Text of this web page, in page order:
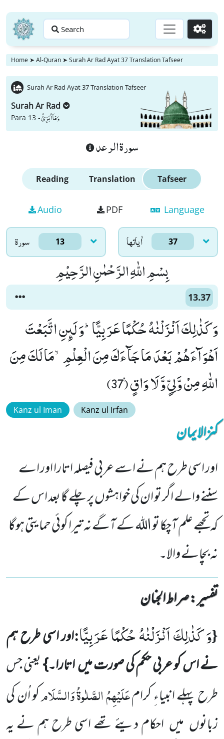
Search Go
Home ➤ Al-Quran ➤ Surah Ar Rad Ayat 37 Translation Tafseer
Surah Ar Rad Ayat 37 Translation Tafseer
Surah Ar Rad
Para 13 -وَ مَاۤ اُبَرِّئُ
سورة الرعد
Reading Translation Tafseer
Audio PDF Language
سورۃ 13 اٰياتها 37
بِسْمِ اللّٰهِ الرَّحْمٰنِ الرَّحِیْمِ
13.37
وَ كَذٰلِكَ اَنْزَلْنٰهُ حُكْمًا عَرَبِیًّاؕ-وَ لَىٕنِ اتَّبَعْتَ
اَهْوَآءَهُمْ بَعْدَ مَا جَآءَكَ مِنَ الْعِلْمِۙ-مَا لَكَ مِنَ
اللّٰهِ مِنْ وَّلِیٍّ وَّ لَا وَاقٍ۠ (37)
Kanz ul Iman Kanz ul Irfan
کنزالایمان
اور اسی طرح ہم نے اسے عربی فیصلہ اتارا اور اے
سننے والے اگر تو ان کی خواہشوں پر چلے گا بعد اس کے
کہ تجھے علم آچکا تو اللہ کے آگے نہ تیرا کوئی حمایتی ہوگا
نہ بچانے والا۔
تفسیر : ‎صراط الجنان
{وَ كَذٰلِكَ اَنْزَلْنٰهُ حُكْمًا عَرَبِیًّا:اور اسی طرح ہم
نے اس کو عربی حکم کی صورت میںاتارا۔}یعنی جس
طرح پہلےانبیاءِ کرامعَلَیْہِمُ الصَّلٰوۃُ وَالسَّلَامکو اُن کی
زبانوں میں احکام دیئے تھے اسی طرح ہم نے یہ